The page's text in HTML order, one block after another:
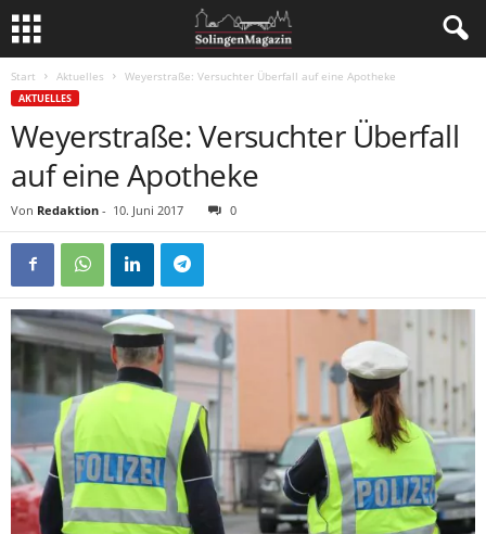
Start Aktuelles Weyerstraße: Versuchter Überfall auf eine Apotheke
AKTUELLES
Weyerstraße: Versuchter Überfall
auf eine Apotheke
Von Redaktion - 10. Juni 2017 0